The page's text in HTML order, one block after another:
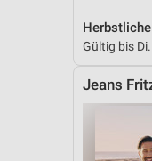
Gültig bis
Jeans